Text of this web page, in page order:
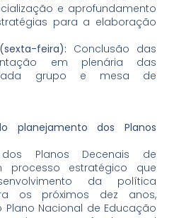
e aprofundamento
para a elaboração
feira): Conclusão das
em plenária das
grupo e mesa de
planejamento dos Planos
Planos Decenais de
processo estratégico que
da política
os próximos dez anos,
Nacional de Educação